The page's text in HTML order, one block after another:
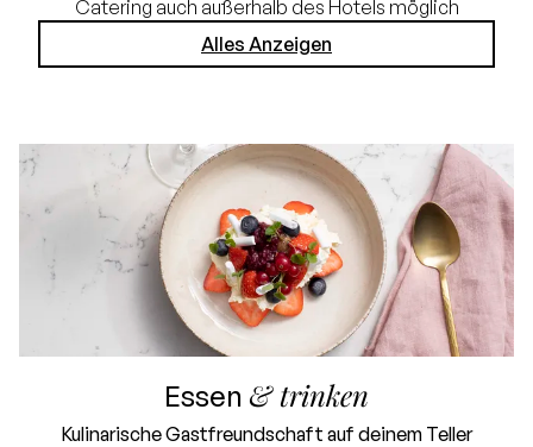
Catering auch außerhalb des Hotels möglich
Alles Anzeigen
Essen & trinken
Kulinarische Gastfreundschaft auf deinem Teller